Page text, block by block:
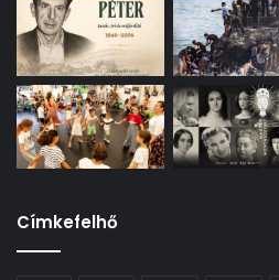
Címkefelhő